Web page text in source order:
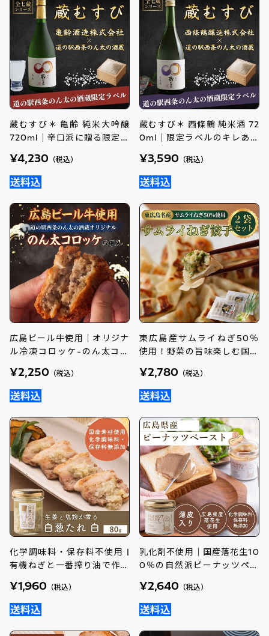
蔵むすび＊ 亀齢 純米大吟醸
720ml｜辛口派に贈る限定ラ
¥4,230 （税込）
蔵むすび＊ 西條鶴 純米酒 72
0ml｜限定ラベルのキレある
¥3,590 （税込）
広島ビール牛使用｜オリジナ
ル冷凍コロッケ-のん太コロ
¥2,250 （税込）
東広島産サムライねぎ50％
使用！野菜の旨味楽しむ国産
¥2,780 （税込）
化学調味料・保存料不使用 |
有機ねぎと一番搾り油で作る
¥1,960 （税込）
乳化剤不使用｜国産落花生10
0％の自然派ピーナッツペー
¥2,640 （税込）